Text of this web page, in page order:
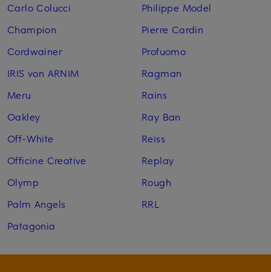
Carlo Colucci
Champion
Cordwainer
IRIS von ARNIM
Meru
Oakley
Off-White
Officine Creative
Olymp
Palm Angels
Patagonia
Philippe Model
Pierre Cardin
Profuomo
Ragman
Rains
Ray Ban
Reiss
Replay
Rough
RRL